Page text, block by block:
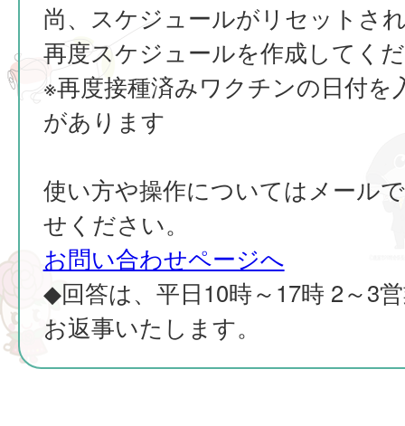
尚、スケジュールがリセットさ
再度スケジュールを作成してく
※再度接種済みワクチンの日付を
があります
使い方や操作についてはメール
せください。
お問い合わせページへ
◆回答は、平日10時～17時 2～3
お返事いたします。